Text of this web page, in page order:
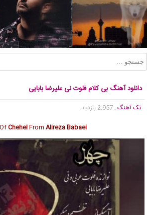
دانلود آهنگ بی کلام فلوت نی علیرضا بابایی
تک آهنگ , 2,957 بازدید
ChehelFrom Alireza Babaei